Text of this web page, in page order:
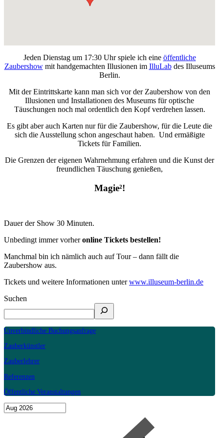
Jeden Dienstag um 17:30 Uhr spiele ich eine öffentliche
Zaubershowmit handgemachten Illusionen im IlluLabdes Illuseums
Berlin.
Mit der Eintrittskarte kann man sich vor der Zaubershow von den
Illusionen und Installationen des Museums für optische
Täuschungen noch mal ordentlich den Kopf verdrehen lassen.
Es gibt aber auch Karten nur für die Zaubershow, für die Leute die
sich die Ausstellung schon angeschaut haben. Und ermäßigte
Tickets für Familien.
Die Grenzen der eigenen Wahrnehmung erfahren und die Kunst der
freundlichen Täuschung genießen,
Magie²!
Dauer der Show 30 Minuten.
Unbedingt immer vorheronline Tickets bestellen!
Manchmal bin ich nämlich auch auf Tour – dann fällt die
Zaubershow aus.
Tickets und weitere Informationen unterwww.illuseum-berlin.de
Suchen
Unverbindliche Buchungsanfrage
Zauberkünstler
Zauberlehrer
Referenzen
Öffentliche Veranstaltungen